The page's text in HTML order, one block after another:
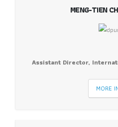
MENG-TIEN
Assistant Director,
MORE